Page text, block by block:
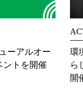
ーアルオー
ントを開催
環
ら
開